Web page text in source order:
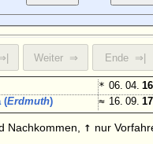
* 06. 04.
(Erdmuth) ≈ 16. 09.
Nachkommen, ↑ nur